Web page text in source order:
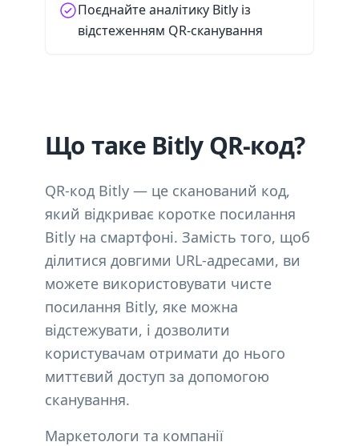
Поєднайте аналітику Bitly із
відстеженням QR-сканування
Що таке Bitly QR-код?
QR-код Bitly — це сканований код,
який відкриває коротке посилання
Bitly на смартфоні. Замість того, щоб
ділитися довгими URL-адресами, ви
можете використовувати чисте
посилання Bitly, яке можна
відстежувати, і дозволити
користувачам отримати до нього
миттєвий доступ за допомогою
сканування.
Маркетологи та компанії